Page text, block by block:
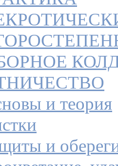
и теория
и